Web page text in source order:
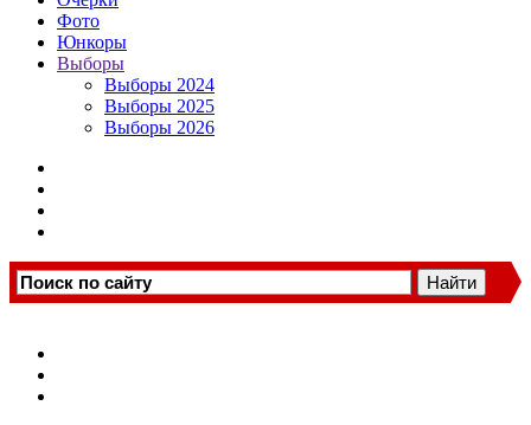
Фото
Юнкоры
Выборы
Выборы 2024
Выборы 2025
Выборы 2026